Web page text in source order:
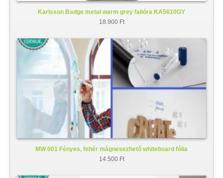
Karlsson Badge metal warm grey falióra KA5610GY
18.900 Ft
MW 001 Fényes, fehér mágnesezhető whiteboard fólia
14.500 Ft